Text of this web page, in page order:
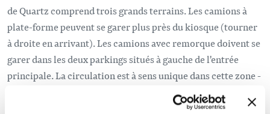
de Quartz comprend trois grands terrains. Les camions à
plate-forme peuvent se garer plus près du kiosque (tourner
à droite en arrivant). Les camions avec remorque doivent se
garer dans les deux parkings situés à gauche de l'entrée
principale. La circulation est à sens unique dans cette zone -
tournez à gauche juste avant le kiosque, puis encore à
gauche pour entrer dans le parking supérieur. Vous pouvez